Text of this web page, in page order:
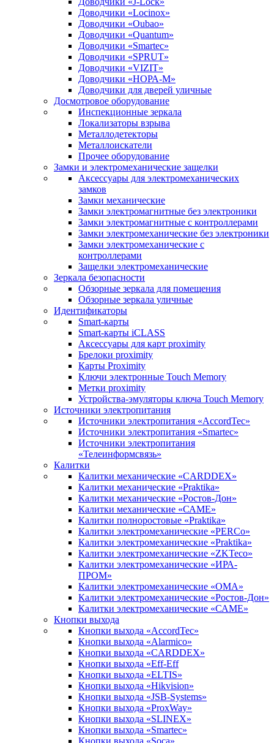
Доводчики «Locinox»
Доводчики «Oubao»
Доводчики «Quantum»
Доводчики «Smartec»
Доводчики «SPRUT»
Доводчики «VIZIT»
Доводчики «НОРА-М»
Доводчики для дверей уличные
Досмотровое оборудование
Инспекционные зеркала
Локализаторы взрыва
Металлодетекторы
Металлоискатели
Прочее оборудование
Замки и электромеханические защелки
Аксессуары для электромеханических
замков
Замки механические
Замки электромагнитные без электроники
Замки электромагнитные с контроллерами
Замки электромеханические без электроники
Замки электромеханические с
контроллерами
Защелки электромеханические
Зеркала безопасности
Обзорные зеркала для помещения
Обзорные зеркала уличные
Идентификаторы
Smart-карты
Smart-карты iCLASS
Аксессуары для карт proximitу
Брелоки proximity
Карты Proximity
Ключи электронные Touch Memory
Метки proximity
Устройства-эмуляторы ключа Touch Memory
Источники электропитания
Источники электропитания «AccordTec»
Источники электропитания «Smartec»
Источники электропитания
«Телеинформсвязь»
Калитки
Калитки механические «CARDDEX»
Калитки механические «Praktika»
Калитки механические «Ростов-Дон»
Калитки механические «САМЕ»
Калитки полноростовые «Praktika»
Калитки электромеханические «PERCo»
Калитки электромеханические «Praktika»
Калитки электромеханические «ZKTeco»
Калитки электромеханические «ИРА-
ПРОМ»
Калитки электромеханические «ОМА»
Калитки электромеханические «Ростов-Дон»
Калитки электромеханические «САМЕ»
Кнопки выхода
Кнопки выхода «AccordTec»
Кнопки выхода «Alarmico»
Кнопки выхода «CARDDEX»
Кнопки выхода «Eff-Eff
Кнопки выхода «ELTIS»
Кнопки выхода «Hikvision»
Кнопки выхода «JSB-Systems»
Кнопки выхода «ProxWay»
Кнопки выхода «SLINEX»
Кнопки выхода «Smartec»
Кнопки выхода «Soca»